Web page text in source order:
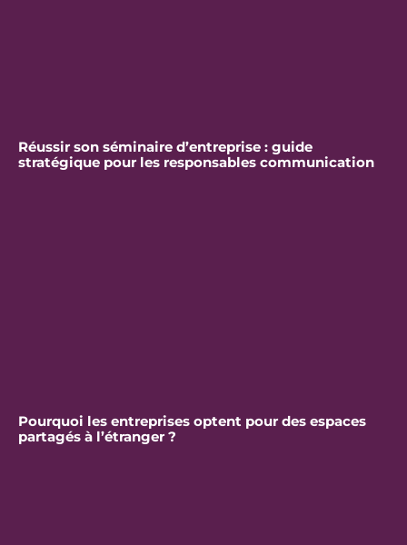
Réussir son séminaire d’entreprise : guide
stratégique pour les responsables communication
Pourquoi les entreprises optent pour des espaces
partagés à l’étranger ?